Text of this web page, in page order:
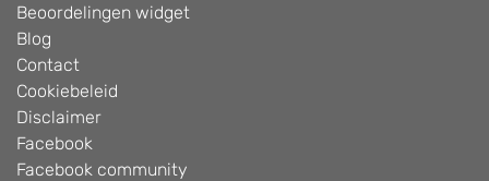
Beoordelingen widget
Blog
Contact
Cookiebeleid
Disclaimer
Facebook
Facebook community